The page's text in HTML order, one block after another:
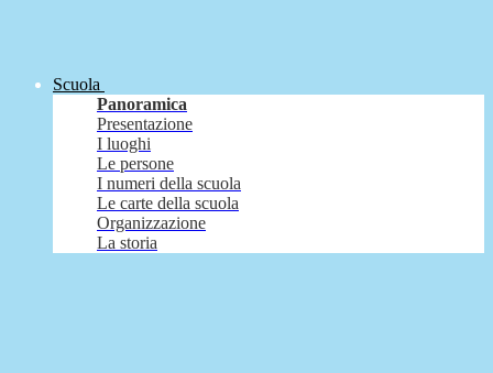
Scuola
Panoramica
Presentazione
I luoghi
Le persone
I numeri della scuola
Le carte della scuola
Organizzazione
La storia